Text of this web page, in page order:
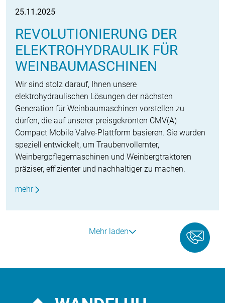
25.11.2025
REVOLUTIONIERUNG DER
ELEKTROHYDRAULIK FÜR
WEINBAUMASCHINEN
Wir sind stolz darauf, Ihnen unsere
elektrohydraulischen Lösungen der nächsten
Generation für Weinbaumaschinen vorstellen zu
dürfen, die auf unserer preisgekrönten CMV(A)
Compact Mobile Valve-Plattform basieren. Sie wurden
speziell entwickelt, um Traubenvollernter,
Weinbergpflegemaschinen und Weinbergtraktoren
präziser, effizienter und nachhaltiger zu machen.
mehr
Mehr laden